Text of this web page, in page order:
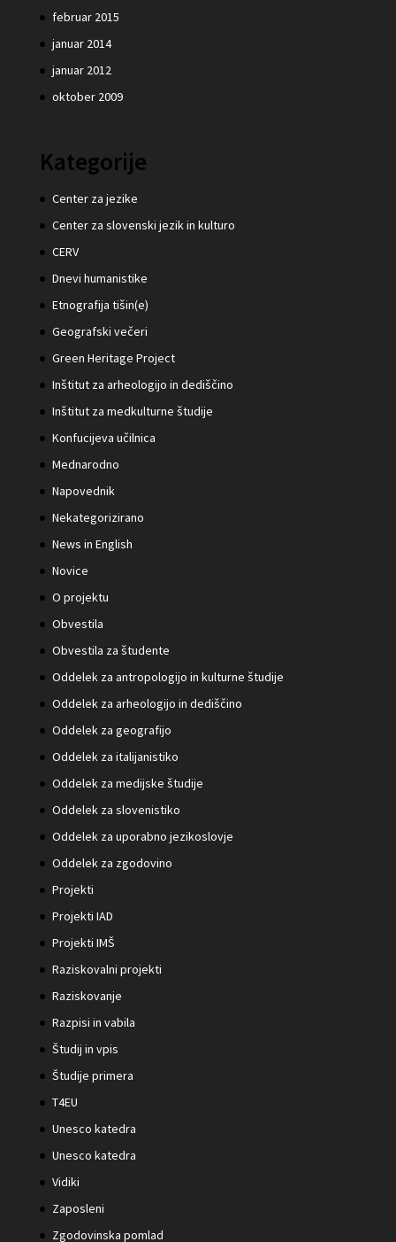
februar 2015
januar 2014
januar 2012
oktober 2009
Kategorije
Center za jezike
Center za slovenski jezik in kulturo
CERV
Dnevi humanistike
Etnografija tišin(e)
Geografski večeri
Green Heritage Project
Inštitut za arheologijo in dediščino
Inštitut za medkulturne študije
Konfucijeva učilnica
Mednarodno
Napovednik
Nekategorizirano
News in English
Novice
O projektu
Obvestila
Obvestila za študente
Oddelek za antropologijo in kulturne študije
Oddelek za arheologijo in dediščino
Oddelek za geografijo
Oddelek za italijanistiko
Oddelek za medijske študije
Oddelek za slovenistiko
Oddelek za uporabno jezikoslovje
Oddelek za zgodovino
Projekti
Projekti IAD
Projekti IMŠ
Raziskovalni projekti
Raziskovanje
Razpisi in vabila
Študij in vpis
Študije primera
T4EU
Unesco katedra
Unesco katedra
Vidiki
Zaposleni
Zgodovinska pomlad